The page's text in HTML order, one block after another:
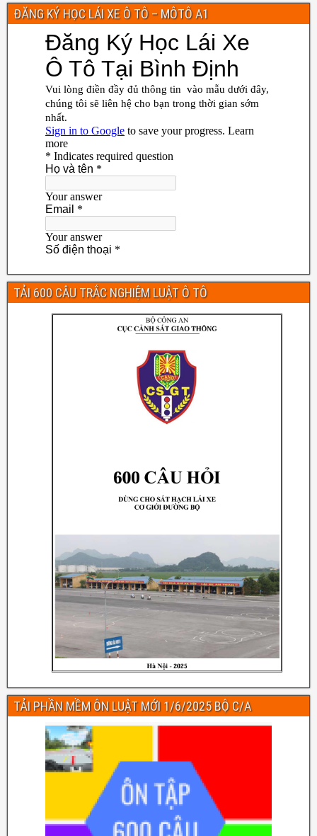
ĐĂNG KÝ HỌC LÁI XE Ô TÔ – MÔTÔ A1
TẢI 600 CÂU TRẮC NGHIỆM LUẬT Ô TÔ
TẢI PHẦN MỀM ÔN LUẬT MỚI 1/6/2025 BỘ C/A